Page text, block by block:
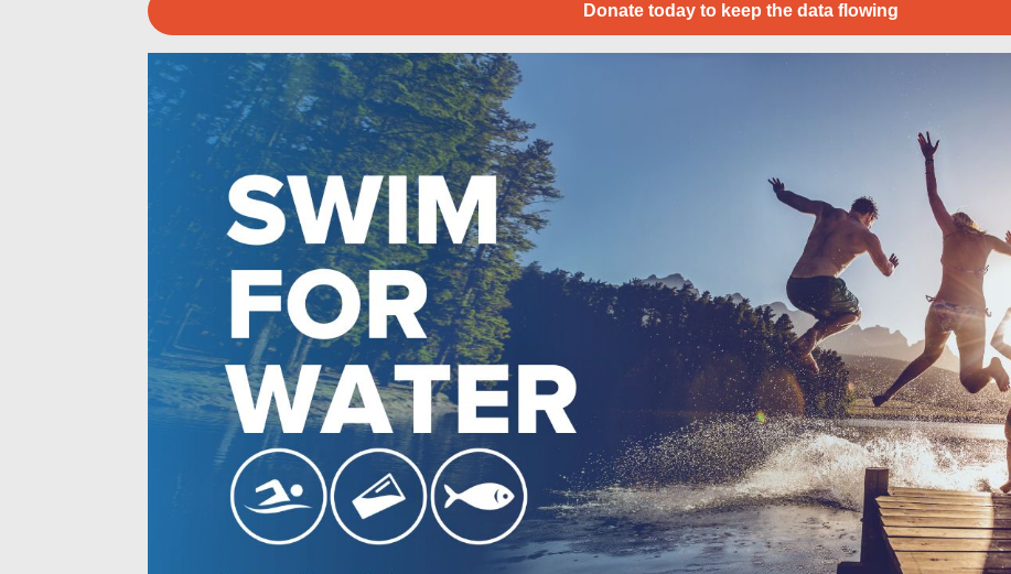
Donate today to keep the data flowing